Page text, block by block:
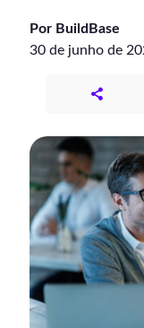
Por BuildBase
30 de junho de